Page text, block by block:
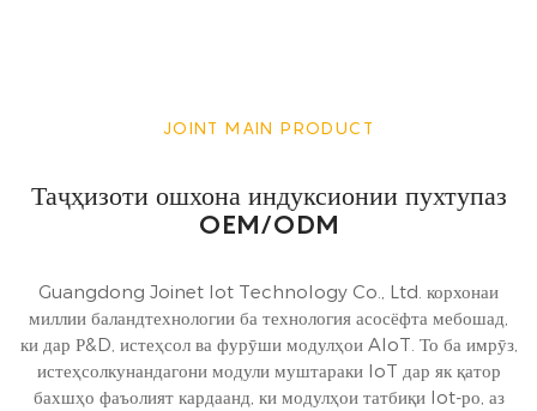
JOINT MAIN PRODUCT
Таҷҳизоти ошхона индуксионии пухтупаз
OEM/ODM
Guangdong Joinet Iot Technology Co., Ltd. корхонаи
миллии баландтехнологии ба технология асосёфта мебошад,
ки дар Р&D, истеҳсол ва фурӯши модулҳои AIoT. То ба имрӯз,
истеҳсолкунандагони модули муштараки IoT дар як қатор
бахшҳо фаъолият кардаанд, ки модулҳои татбиқи Iot-ро, аз